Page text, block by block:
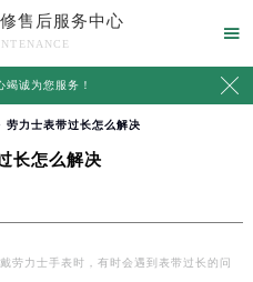
售后服务中心

竭诚为您服务！ 
劳力士表带过长怎么解决
长怎么解决
劳力士手表时，有时会遇到表带过长的问